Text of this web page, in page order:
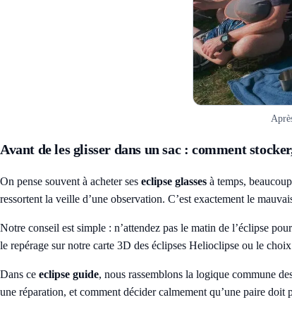
Avant de les glisser dans un sac : comment
On pense souvent à acheter ses eclipse glasses à temps,
ressortent la veille d’une observation. C’est exactement le
Notre conseil est simple : n’attendez pas le matin de l’éclipse
le repérage sur notre carte 3D des éclipses Helioclipse ou le
Dans ce eclipse guide, nous rassemblons la logique commune
une réparation, et comment décider calmement qu’une paire doit